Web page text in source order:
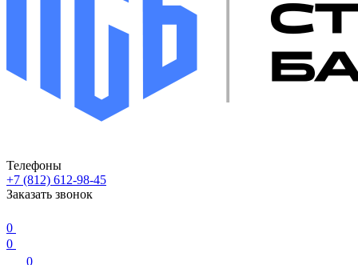
Телефоны
+7 (812) 612-98-45
Заказать звонок
0
0
0